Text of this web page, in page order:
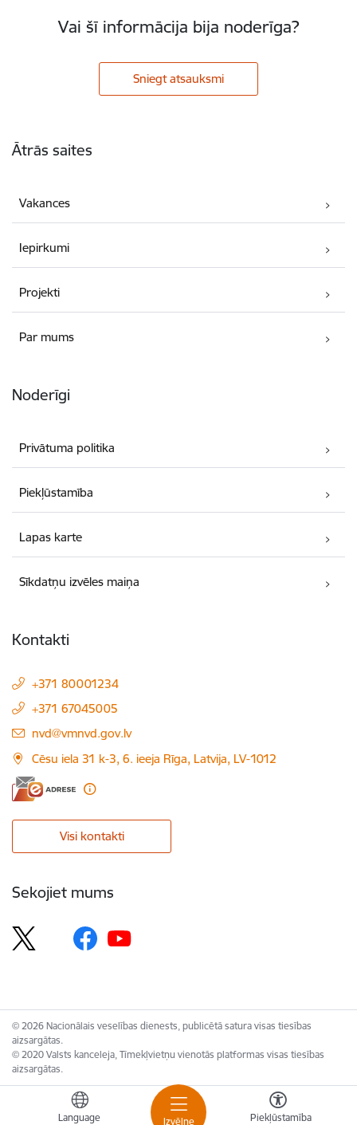
Izvēlne
Language Piekļūstamība
Vai šī informācija bija noderīga?
Sniegt atsauksmi
Ātrās saites
Vakances
Iepirkumi
Projekti
Par mums
Noderīgi
Privātuma politika
Piekļūstamība
Lapas karte
Sīkdatņu izvēles maiņa
Kontakti
+371 80001234
+371 67045005
E-pasts:
nvd@vmnvd.gov.lv
Cēsu iela 31 k-3, 6. ieeja Rīga, Latvija, LV-1012
Visi kontakti
Sekojiet mums
© 2026 Nacionālais veselības dienests, publicētā satura visas tiesības
aizsargātas.
© 2020 Valsts kanceleja, Tīmekļvietņu vienotās platformas visas tiesības
aizsargātas.